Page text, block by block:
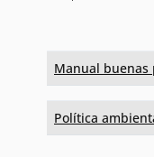
Manual buenas
Política